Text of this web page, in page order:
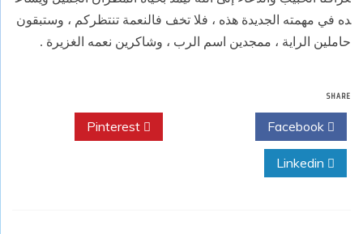
ده في مهمته الجديدة هذه ، فلا تخف فالنعمة تنتظركم ، وستبقون
حاملين الراية ، ممجدين اسم الرب ، وشاكرين نعمه الغزيرة .
SHARE